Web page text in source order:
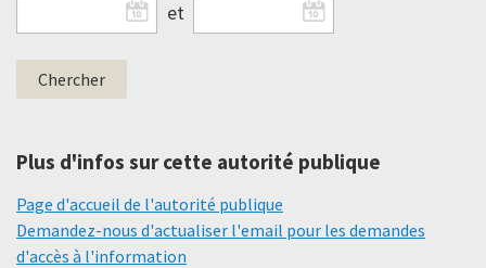
et
Plus d'infos sur cette autorité publique
Page d'accueil de l'autorité publique
Demandez-nous d'actualiser l'email pour les demandes
d'accès à l'information